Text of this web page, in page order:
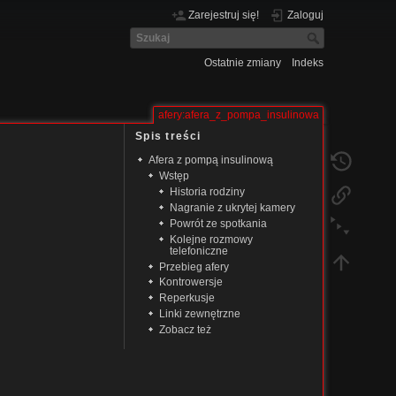
Zarejestruj się! Zaloguj
Ostatnie zmiany Indeks
afery:afera_z_pompa_insulinowa
Spis treści
Afera z pompą insulinową
Wstęp
Historia rodziny
Nagranie z ukrytej kamery
Powrót ze spotkania
Kolejne rozmowy
telefoniczne
Przebieg afery
Kontrowersje
Reperkusje
Linki zewnętrzne
Zobacz też